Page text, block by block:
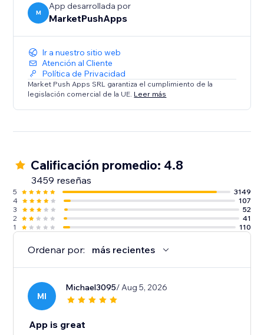
M
App desarrollada por
MarketPushApps
Ir a nuestro sitio web
Atención al Cliente
Política de Privacidad
Market Push Apps SRL garantiza el cumplimiento de la
legislación comercial de la UE. Leer más
Calificación promedio: 4.8
3459 reseñas
5
3149
4
107
3
52
2
41
1
110
Ordenar por: más recientes
MI
Michael3095/ Aug 5, 2026
App is great